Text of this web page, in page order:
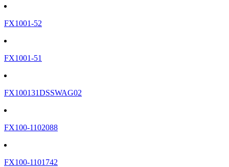
FX1001-52
FX1001-51
FX100131DSSWAG02
FX100-1102088
FX100-1101742